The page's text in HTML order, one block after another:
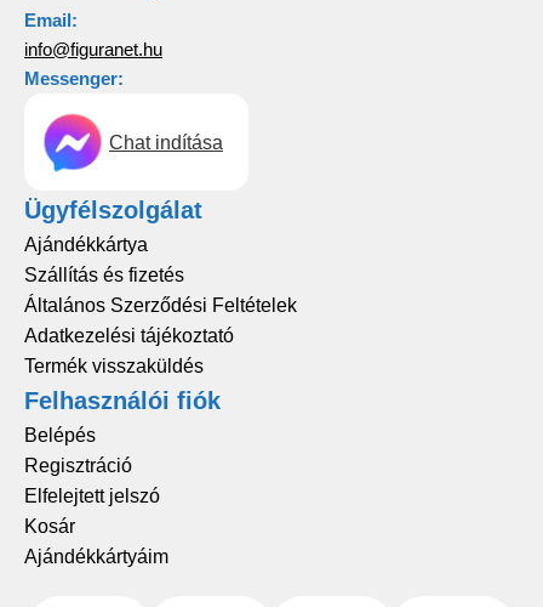
Email:
info@figuranet.hu
Messenger:
Chat indítása
Ügyfélszolgálat
Ajándékkártya
Szállítás és fizetés
Általános Szerződési Feltételek
Adatkezelési tájékoztató
Termék visszaküldés
Felhasználói fiók
Belépés
Regisztráció
Elfelejtett jelszó
Kosár
Ajándékkártyáim